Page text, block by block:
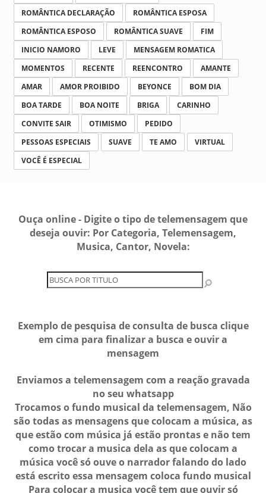
ROMÂNTICA DECLARAÇÃO
ROMÂNTICA ESPOSA
ROMÂNTICA ESPOSO
ROMÂNTICA SUAVE
FIM
INICIO NAMORO
LEVE
MENSAGEM ROMATICA
MOMENTOS
RECENTE REENCONTRO
AMANTE
AMAR
AMOR PROIBIDO BEYONCE
BOM DIA
BOA TARDE
BOA NOITE BRIGA
CARINHO
CONVITE SAIR
OTIMISMO
PEDIDO
PESSOAS ESPECIAIS
SUAVE TE AMO
VIRTUAL
VOCÊ É ESPECIAL
Ouça online - Digite o tipo de telemensagem que
deseja ouvir: Por Categoria, Telemensagem,
Musica, Cantor, Novela:
Exemplo de pesquisa de consulta de busca clique
em cima para finalizar a busca e ouvir a
mensagem
Enviamos a telemensagem com a reação gravada
no seu whatsapp
Trocamos o fundo musical da telemensagem, Não
são todas as mensagens que colocam a música, as
que estão com música já estão prontas e não tem
como trocar a musica dela as que colocam a
música você só ouve o narrador falando do lado
está escrito essa mensagem coloca fundo musical
Para colocar a musica você tem que ouvir só